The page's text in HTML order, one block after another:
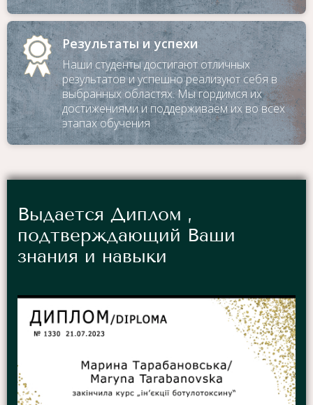
Результаты и успехи
Наши студенты достигают отличных
результатов и успешно реализуют себя в
выбранных областях. Мы гордимся их
достижениями и поддерживаем их во всех
этапах обучения
Выдается Диплом ,
подтверждающий Ваши
знания и навыки